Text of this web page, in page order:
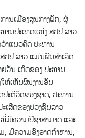
ນເມືອງສູນກາງພັກ, ຜູ້
ານປະເທດແຫ່ງ ສປປ ລາວ
າແນວຄິດ ປະທານ
ປ ລາວ ແມ່ນຜົນສຳເລັດ
ວັນ ເກີດຂອງ ປະທານ
ຫ້ເຫັນຜົນງານອັນ
ະຕິວັດຂອງຊາດ, ປະທານ
ສີດຂອງປວງຊົນລາວ
ມີຄວາມປີຊາສາມາດ ແລະ
ມີຄວາມອົງອາດກ້າຫານ,